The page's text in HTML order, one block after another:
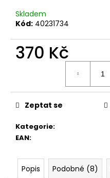
Skladem
Kód: 40231734
370 Kč
Kategorie:
EAN:
Zeptat se
Popis Podobné (8)
D
o
p
o
e
m
e